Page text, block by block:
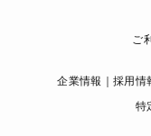
ご
企業情報 採用情
特